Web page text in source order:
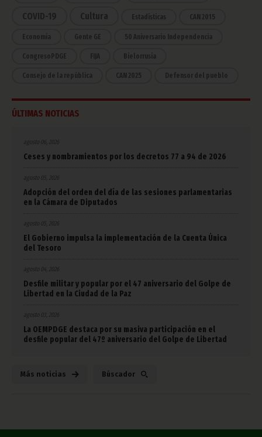
COVID-19 Cultura Estadísticas CAN 2015
Economía Gente GE 50 Aniversario Independencia
CongresoPDGE FIJA Bielorrusia
Consejo de la república CAN 2025 Defensor del pueblo
ÚLTIMAS NOTICIAS
agosto 06, 2026
Ceses y nombramientos por los decretos 77 a 94 de 2026
agosto 05, 2026
Adopción del orden del día de las sesiones parlamentarias
en la Cámara de Diputados
agosto 05, 2026
El Gobierno impulsa la implementación de la Cuenta Única
del Tesoro
agosto 04, 2026
Desfile militar y popular por el 47 aniversario del Golpe de
Libertad en la Ciudad de la Paz
agosto 03, 2026
La OEMPDGE destaca por su masiva participación en el
desfile popular del 47º aniversario del Golpe de Libertad
Más noticias Búscador